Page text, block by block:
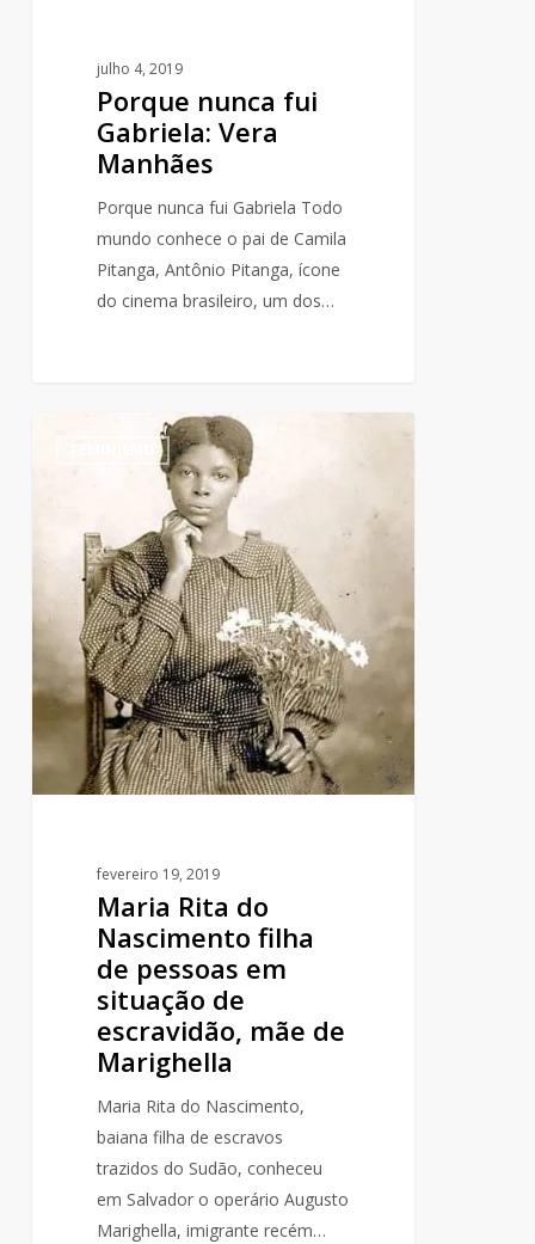
julho 4, 2019
Porque nunca fui
Gabriela: Vera
Manhães
Porque nunca fui Gabriela Todo
mundo conhece o pai de Camila
Pitanga, Antônio Pitanga, ícone
do cinema brasileiro, um dos…
pessoas
situação
escravidão,
mãe
de
fevereiro 19, 2019
Maria Rita do
Nascimento filha
de pessoas em
situação de
escravidão, mãe de
Marighella
Maria Rita do Nascimento,
baiana filha de escravos
trazidos do Sudão, conheceu
em Salvador o operário Augusto
Marighella, imigrante recém…